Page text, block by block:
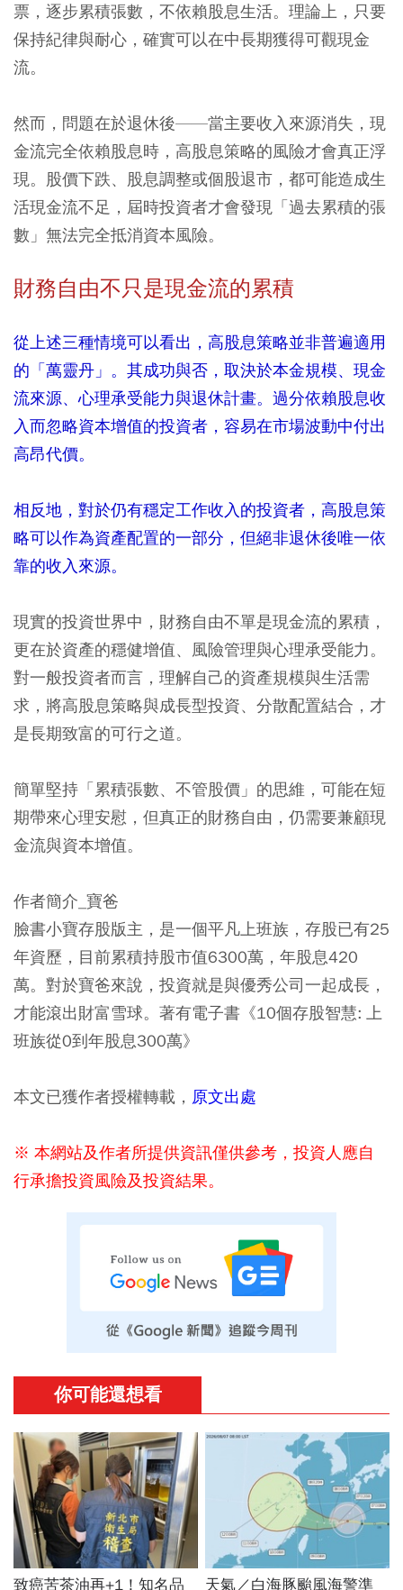
票，逐步累積張數，不依賴股息生活。理論上，只要
保持紀律與耐心，確實可以在中長期獲得可觀現金
流。
然而，問題在於退休後——當主要收入來源消失，現
金流完全依賴股息時，高股息策略的風險才會真正浮
現。股價下跌、股息調整或個股退市，都可能造成生
活現金流不足，屆時投資者才會發現「過去累積的張
數」無法完全抵消資本風險。
財務自由不只是現金流的累積
從上述三種情境可以看出，高股息策略並非普遍適用
的「萬靈丹」。其成功與否，取決於本金規模、現金
流來源、心理承受能力與退休計畫。過分依賴股息收
入而忽略資本增值的投資者，容易在市場波動中付出
高昂代價。
相反地，對於仍有穩定工作收入的投資者，高股息策
略可以作為資產配置的一部分，但絕非退休後唯一依
靠的收入來源。
現實的投資世界中，財務自由不單是現金流的累積，
更在於資產的穩健增值、風險管理與心理承受能力。
對一般投資者而言，理解自己的資產規模與生活需
求，將高股息策略與成長型投資、分散配置結合，才
是長期致富的可行之道。
簡單堅持「累積張數、不管股價」的思維，可能在短
期帶來心理安慰，但真正的財務自由，仍需要兼顧現
金流與資本增值。
作者簡介_寶爸
臉書小寶存股版主，是一個平凡上班族，存股已有25
年資歷，目前累積持股市值6300萬，年股息420
萬。對於寶爸來說，投資就是與優秀公司一起成長，
才能滾出財富雪球。著有電子書《10個存股智慧: 上
班族從0到年股息300萬》
本文已獲作者授權轉載， 原文出處
※ 本網站及作者所提供資訊僅供參考，投資人應自
行承擔投資風險及投資結果。